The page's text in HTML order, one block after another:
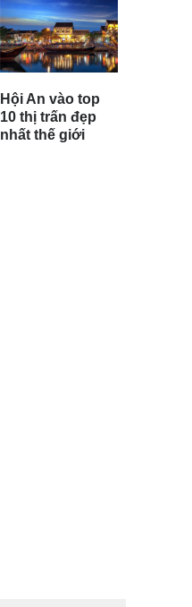
Hội An vào top
10 thị trấn đẹp
nhất thế giới